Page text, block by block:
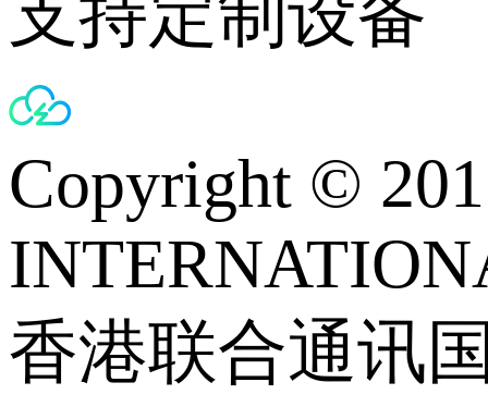
支持定制设备
Copyright ©
香港联合通讯